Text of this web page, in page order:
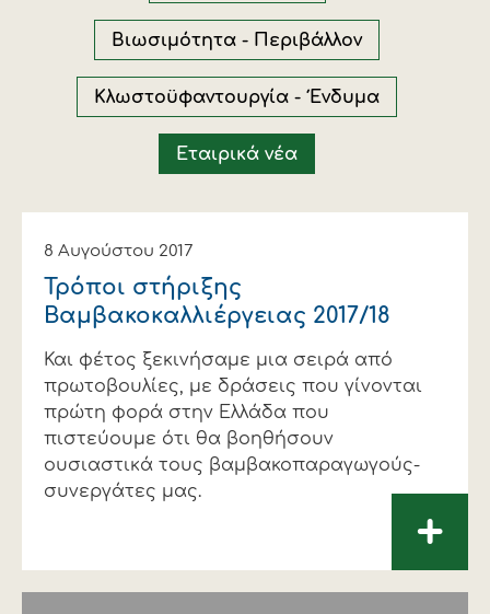
Οικονομικά στοιχεία
Εταιρική δομή
Καινοτομία
Εκδηλώσεις
Πως θα μας βρείτε
ΑΚΟΛΟΥΘΗΣΤΕ ΜΑΣ
Εξαγωγές
Συνέδρια
Πως θα μας βρείτε
ΑΚΟΛΟΥΘΗΣΤΕ ΜΑΣ
Ευφυής γεωργία
Συμβουλευτική στο χωράφι
Εκκόκκιση για λογαριασμό του
παραγωγού
Ιατρικές υπηρεσίες
Πως θα μας βρείτε
ΑΚΟΛΟΥΘΗΣΤΕ ΜΑΣ
Αλυσίδα βάμβακος
Πως θα μας βρείτε
ΑΚΟΛΟΥΘΗΣΤΕ ΜΑΣ
Κλωστοϋφαντουργία - Ένδυση
Εταιρικά νέα
Πως θα μας βρείτε
ΑΚΟΛΟΥΘΗΣΤΕ ΜΑΣ
Πως θα μας βρείτε
ΑΚΟΛΟΥΘΗΣΤΕ ΜΑΣ
Βιωσιμότητα - Περιβάλλον
Κλωστοϋφαντουργία - Ένδυμα
Εταιρικά νέα
8 Αυγούστου 2017
Τρόποι στήριξης
Βαμβακοκαλλιέργειας 2017/18
Και φέτος ξεκινήσαμε μια σειρά από
πρωτοβουλίες, με δράσεις που γίνονται
πρώτη φορά στην Ελλάδα που
πιστεύουμε ότι θα βοηθήσουν
ουσιαστικά τους βαμβακοπαραγωγούς-
συνεργάτες μας.
+